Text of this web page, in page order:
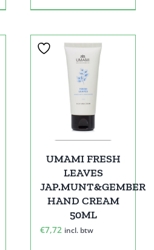
UMAMI FRESH
LEAVES
JAP.MUNT&GEMBER
HAND CREAM
50ML
€7,72 incl. btw